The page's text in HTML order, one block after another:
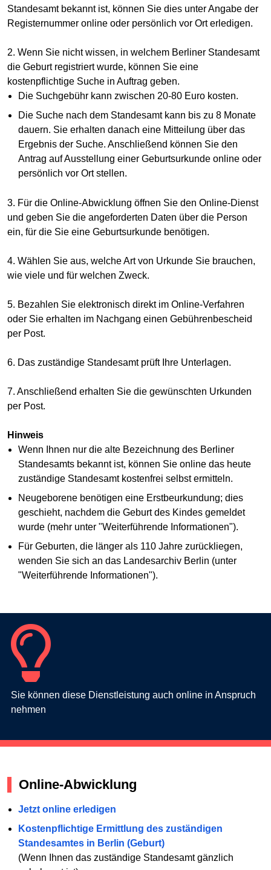
Standesamt bekannt ist, können Sie dies unter Angabe der
Registernummer online oder persönlich vor Ort erledigen.
2. Wenn Sie nicht wissen, in welchem Berliner Standesamt
die Geburt registriert wurde, können Sie eine
kostenpflichtige Suche in Auftrag geben.
Die Suchgebühr kann zwischen 20-80 Euro kosten.
Die Suche nach dem Standesamt kann bis zu 8 Monate
dauern. Sie erhalten danach eine Mitteilung über das
Ergebnis der Suche. Anschließend können Sie den
Antrag auf Ausstellung einer Geburtsurkunde online oder
persönlich vor Ort stellen.
3. Für die Online-Abwicklung öffnen Sie den Online-Dienst
und geben Sie die angeforderten Daten über die Person
ein, für die Sie eine Geburtsurkunde benötigen.
4. Wählen Sie aus, welche Art von Urkunde Sie brauchen,
wie viele und für welchen Zweck.
5. Bezahlen Sie elektronisch direkt im Online-Verfahren
oder Sie erhalten im Nachgang einen Gebührenbescheid
per Post.
6. Das zuständige Standesamt prüft Ihre Unterlagen.
7. Anschließend erhalten Sie die gewünschten Urkunden
per Post.
Hinweis
Wenn Ihnen nur die alte Bezeichnung des Berliner
Standesamts bekannt ist, können Sie online das heute
zuständige Standesamt kostenfrei selbst ermitteln.
Neugeborene benötigen eine Erstbeurkundung; dies
geschieht, nachdem die Geburt des Kindes gemeldet
wurde (mehr unter "Weiterführende Informationen").
Für Geburten, die länger als 110 Jahre zurückliegen,
wenden Sie sich an das Landesarchiv Berlin (unter
"Weiterführende Informationen").
Sie können diese Dienstleistung auch online in Anspruch
nehmen
Online-Abwicklung
Jetzt online erledigen
Kostenpflichtige Ermittlung des zuständigen
Standesamtes in Berlin (Geburt)
(Wenn Ihnen das zuständige Standesamt gänzlich